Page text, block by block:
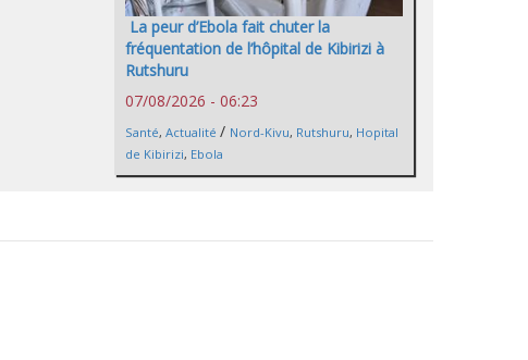
La peur d’Ebola fait chuter la
fréquentation de l’hôpital de Kibirizi à
Rutshuru
07/08/2026 - 06:23
Santé, Actualité / Nord-Kivu, Rutshuru, Hopital
de Kibirizi, Ebola